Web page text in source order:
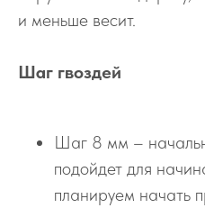
и меньше весит.
Шаг гвоздей
Шаг 8 мм –
подойдет для
планируем начать